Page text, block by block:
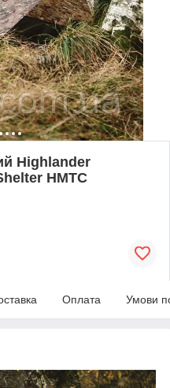
Highlander
HMTC
Оплата Умови